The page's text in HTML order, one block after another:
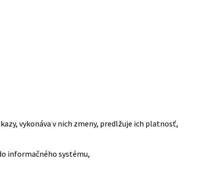
vykonáva v nich zmeny, predlžuje ich platnosť,
informačného systému,